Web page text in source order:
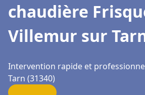
chaudière
Villemur sur
Intervention rapide et
Tarn (31340)